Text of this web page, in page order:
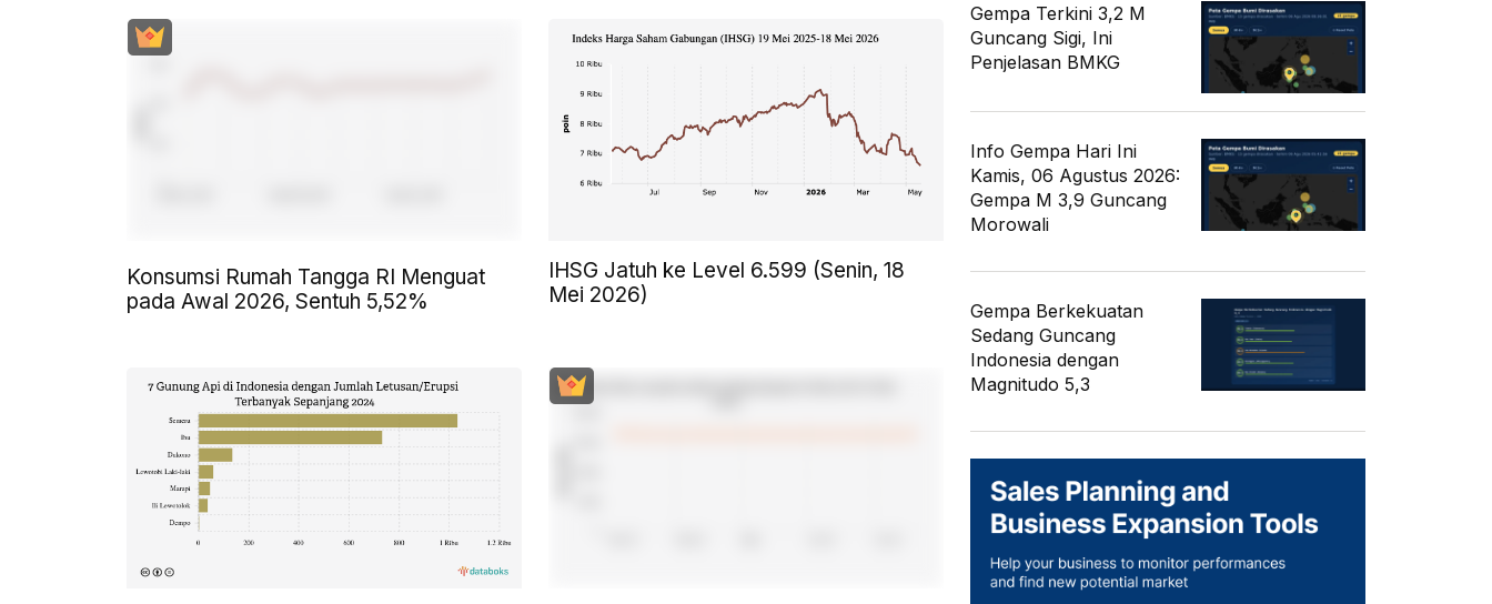
Konsumsi Rumah Tangga RI Menguat
pada Awal 2026, Sentuh 5,52%
IHSG Jatuh ke Level 6.599 (Senin, 18
Mei 2026)
Gempa Terkini 3,2 M
Guncang Sigi, Ini
Penjelasan BMKG
Info Gempa Hari Ini
Kamis, 06 Agustus 2026:
Gempa M 3,9 Guncang
Morowali
Gempa Berkekuatan
Sedang Guncang
Indonesia dengan
Magnitudo 5,3